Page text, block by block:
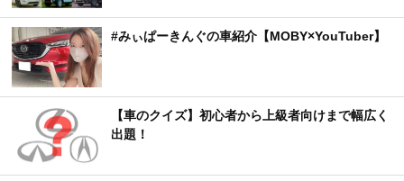
#みぃぱーきんぐの車紹介【MOBY×YouTuber】
【車のクイズ】初心者から上級者向けまで幅広く
出題！